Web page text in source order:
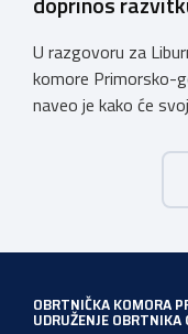
U razgovoru za
komore Primorsko-
naveo je kako će
se dotaknuo i
naglasivši važnost
obrazovanja
OBRTNIČKA KOMORA
UDRUŽENJE